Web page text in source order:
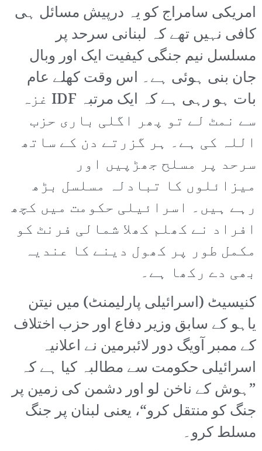
امریکی سامراج کو یہ درپیش مسائل ہی
کافی نہیں تھے کہ لبنانی سرحد پر
مسلسل نیم جنگی کیفیت ایک اور وبال
جان بنی ہوئی ہے۔ اس وقت کھلے عام
بات ہو رہی ہے کہ ایک مرتبہ IDF غزہ
سے نمٹ لے تو پھر اگلی باری حزب
اللہ کی ہے۔ ہر گزرتے دن کے ساتھ
سرحد پر مسلح جھڑپیں اور
میزائلوں کا تبادلہ مسلسل بڑھ
رہے ہیں۔ اسرائیلی حکومت میں کچھ
افراد نے کھلم کھلا شمالی فرنٹ کو
مکمل طور پر کھول دینے کا عندیہ
بھی دے رکھا ہے۔
کنیسیٹ (اسرائیلی پارلیمنٹ) میں نیتن
یاہو کے سابق وزیر دفاع اور حزب اختلاف
کے ممبر آویگ دور لائبرمین نے اعلانیہ
اسرائیلی حکومت سے مطالبہ کیا ہے کہ
”ہوش کے ناخن لو اور دشمن کی زمین پر
جنگ کو منتقل کرو“، یعنی لبنان پر جنگ
مسلط کرو۔